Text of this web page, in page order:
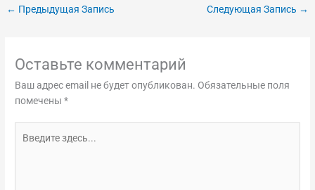
← Предыдущая Запись Следующая Запись →
Оставьте комментарий
Ваш адрес email не будет опубликован. Обязательные поля
помечены*
здесь...